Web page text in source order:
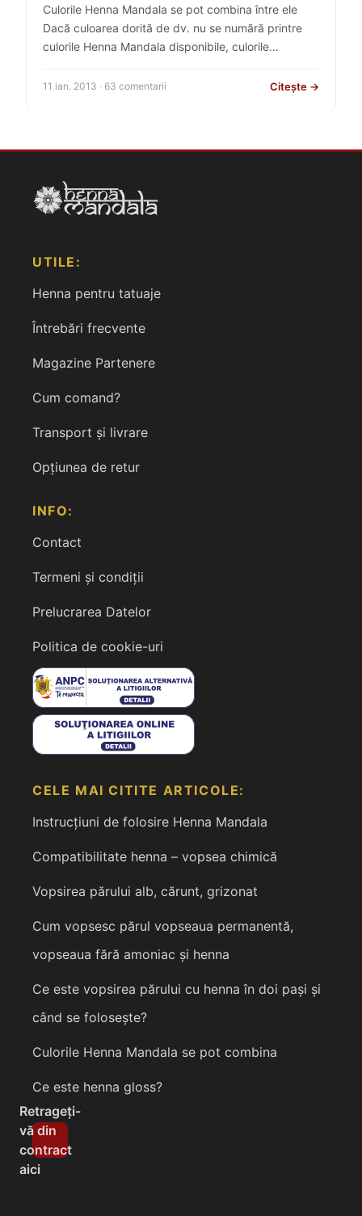
Culorile Henna Mandala se pot combina între ele
Dacă culoarea dorită de dv. nu se numără printre
culorile Henna Mandala disponibile, culorile…
11 ian. 2013 · 63 comentarii Citește →
UTILE:
Henna pentru tatuaje
Întrebări frecvente
Magazine Partenere
Cum comand?
Transport și livrare
Opțiunea de retur
INFO:
Contact
Termeni și condiții
Prelucrarea Datelor
Politica de cookie-uri
CELE MAI CITITE ARTICOLE:
Instrucțiuni de folosire Henna Mandala
Compatibilitate henna – vopsea chimică
Vopsirea părului alb, cărunt, grizonat
Cum vopsesc părul vopseaua permanentă,
vopseaua fără amoniac și henna
Ce este vopsirea părului cu henna în doi pași și
când se folosește?
Culorile Henna Mandala se pot combina
Ce este henna gloss?
Retrageți-
vă din
contract
aici